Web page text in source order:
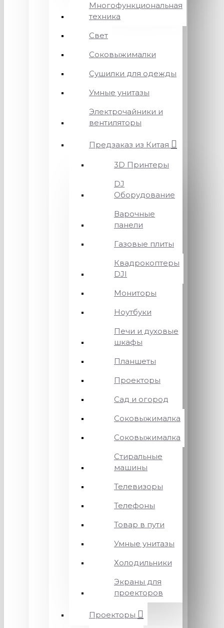
Многофункциональная
техника
Свет
Соковыжималки
Сушилки для одежды
Умные унитазы
Электрочайники и
вентиляторы
Предзаказ из Китая
3D Принтеры
DJ
Оборудование
Варочные
панели
Газовые плиты
Квадрокоптеры
DJI
Мониторы
Ноутбуки
Печи и духовые
шкафы
Планшеты
Проекторы
Сад и огород
Соковыжималка
Соковыжималка
Стиральные
машины
Телевизоры
Телефоны
Товар в пути
Умные унитазы
Холодильники
Экраны для
проекторов
Проекторы